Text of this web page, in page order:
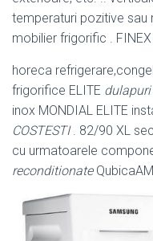
temperaturi pozitive sau
mobilier frigorific .
horeca
frigorifice ELITE
inox MONDIAL ELITE
COSTESTI. 82/90 XL
cu urmatoarele
reconditionate